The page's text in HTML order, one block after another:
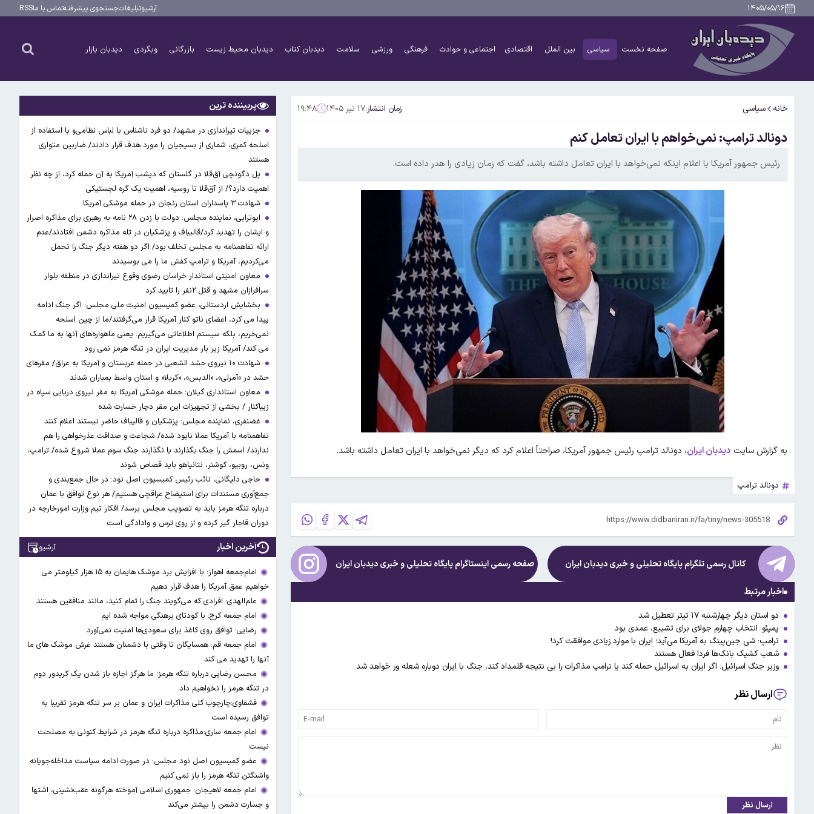
۱۴۰۵/۰۵/۱۶ آرشیوتبلیغاتجستجوی پیشرفتهتماس با ماRSS
صفحه نخست سیاسی بین الملل اقتصادی اجتماعی و حوادث فرهنگی ورزشی سلامت دیدبان کتاب دیدبان محیط زیست بازرگانی وبگردی دیدبان بازار
خانه سیاسی زمان انتشار:۱۷ تیر ۱۴۰۵ ۱۹:۴۸
دونالد ترامپ: نمی‌خواهم با ایران تعامل کنم
رئیس جمهور آمریکا با اعلام اینکه نمی‌خواهد با ایران تعامل داشته باشد، گفت که زمان زیادی را هدر داده است.
به گزارش سایت دیدبان ایران، دونالد ترامپ رئیس جمهور آمریکا، صراحتاً اعلام کرد که دیگر نمی‌خواهد با ایران تعامل داشته باشد.
دونالد ترامپ
کانال رسمی تلگرام پایگاه تحلیلی و خبریدیدبان ایران صفحه رسمی اینستاگرام پایگاه تحلیلی و خبریدیدبان ایران
اخبار مرتبط
دو استان دیگر چهارشنبه ۱۷ تیتر تعطیل شد
پمپئو: انتخاب چهارم جولای برای تشییع، عمدی بود
ترامپ: شی جین‌پینگ به آمریکا می‌آید؛ ایران با موارد زیادی موافقت کرد!
شعب کشیک بانک‌ها فردا فعال هستند
وزیر جنگ اسرائیل: اگر ایران به اسرائیل حمله کند یا ترامپ مذاکرات را بی نتیجه قلمداد کند، جنگ با ایران دوباره شعله ور خواهد شد
ارسال نظر
ارسال نظر
پربیننده ترین
جزییات تیراندازی در مشهد/ دو فرد ناشناس با لباس نظامی‌و با استفاده از
اسلحه کمری، شماری از بسیجیان را مورد هدف قرار دادند/ ضاربین متواری
هستند
پل دگونچی آق‌قلا در گلستان که دیشب آمریکا به آن حمله کرد، از چه نظر
اهمیت دارد؟/ از آق‌قلا تا روسیه، اهمیت یک گره لجستیکی
شهادت ۳ ‌پاسداران استان زنجان در حمله موشکی آمریکا
ابوترابی، نماینده مجلس: دولت با زدن ۲۸ نامه به رهبری برای مذاکره اصرار
و ایشان را تهدید کرد/قالیباف و پزشکیان در تله مذاکره دشمن افتادند/عدم
ارائه تفاهمنامه به مجلس تخلف بود/ اگر دو هفته دیگر جنگ را تحمل
می‌کردیم، آمریکا و ترامپ کفش ما را می بوسیدند
معاون امنیتی استاندار خراسان رضوی وقوع تیراندازی در منطقه بلوار
سرافرازان مشهد و قتل ۲نفر را تایید کرد
بخشایش اردستانی، عضو کمیسیون امنیت ملی مجلس: اگر جنگ ادامه
پیدا می کرد، اعضای ناتو کنار آمریکا قرار می‌گرفتند/ما از چین اسلحه
نمی‌خریم، بلکه سیستم اطلاعاتی می‌گیریم. یعنی ماهواره‌های آنها به ما کمک
می کند/ آمریکا زیر بار مدیریت ایران در تنگه هرمز نمی رود
شهادت ۱۰ نیروی حشد الشعبی در حمله عربستان و آمریکا به عراق/ مقرهای
حشد در »آمرلی»، «الدبس»، «کربلا« و استان واسط بمباران شدند
معاون استانداری گیلان: حمله موشکی آمریکا به مقر نیروی دریایی سپاه در
زیباکنار / بخشی از تجهیزات این مقر دچار خسارت شده
غضنفری، نماینده مجلس: پزشکیان و قالیباف حاضر نیستند اعلام کنند
تفاهمنامه با آمریکا عملا نابود شده/ شجاعت و صداقت عذرخواهی را هم
ندارند/ اسمش را جنگ بگذارند یا نگذارند جنگ سوم عملا شروع شده/ ترامپ،
ونس، روبیو، کوشنر، نتانیاهو باید قصاص شوند
حاجی دلیگانی، نائب رئیس کمیسیون اصل نود: در حال جمع‌بندی و
جمع‌آوری مستندات برای استیضاح عراقچی هستیم/ هر نوع توافق با عمان
درباره تنگه هرمز باید به تصویب مجلس برسد/ افکار تیم وزارت امورخارجه در
دوران قاجار گیر کرده و از روی ترس و وادادگی است
آخرین اخبار آرشیو
امام‌جمعه اهواز: با افزایش برد موشک هایمان به ۱۵ هزار کیلومتر می
خواهیم عمق آمریکا را هدف قرار دهیم
علم‌الهدی: افرادی که می‌گویند جنگ را تمام کنید، مانند منافقین هستند
امام جمعه کرج: با کودتای برهنگی مواجه شده ایم
رضایی: توافق روی کاغذ برای سعودی‌ها امنیت نمی‌آورد
امام جمعه قم: همسایگان تا وقتی با دشمنان هستند غرش موشک های ما
آنها را تهدید می کند
محسن رضایی درباره تنگه هرمز؛ ما هرگز اجازه باز شدن یک کریدور دوم
در تنگه هرمز را نخواهیم داد
قشقاوی:چارچوب کلی مذاکرات ایران و عمان بر سر تنگه هرمز تقریبا به
توافق رسیده است
امام جمعه ساری:مذاکره درباره تنگه هرمز در شرایط کنونی به مصلحت
نیست
عضو کمیسیون اصل نود مجلس: در صورت ادامه سیاست مداخله‌جویانه
واشنگتن تنگه هرمز را باز نمی کنیم
امام جمعه لاهیجان: جمهوری اسلامی آموخته هرگونه عقب‌نشینی، اشتها
و جسارت دشمن را بیشتر می‌کند